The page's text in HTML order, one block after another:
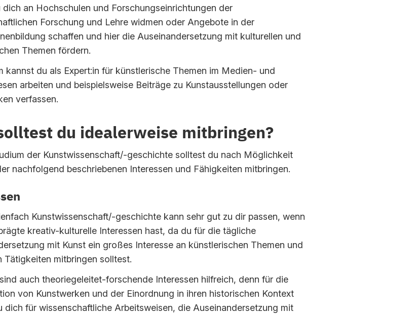
dich an Hochschulen und Forschungseinrichtungen der
Forschung und Lehre widmen oder Angebote in der
schaffen und hier die Auseinandersetzung mit kulturellen und
Themen fördern.
kannst du als Expert:in für künstlerische Themen im Medien- und
arbeiten und beispielsweise Beiträge zu Kunstausstellungen oder
verfassen.
du idealerweise mitbringen?
der Kunstwissenschaft/-geschichte solltest du nach Möglichkeit
nachfolgend beschriebenen Interessen und Fähigkeiten mitbringen.
Kunstwissenschaft/-geschichte kann sehr gut zu dir passen, wenn
kreativ-kulturelle Interessen hast, da du für die tägliche
mit Kunst ein großes Interesse an künstlerischen Themen und
Tätigkeiten mitbringen solltest.
auch theoriegeleitet-forschende Interessen hilfreich, denn für die
von Kunstwerken und der Einordnung in ihren historischen Kontext
dich für wissenschaftliche Arbeitsweisen, die Auseinandersetzung mit